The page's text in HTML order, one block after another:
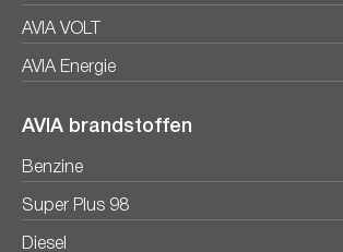
AVIA VOLT
AVIA Energie
AVIA brandstoffen
Benzine
Super Plus 98
Diesel